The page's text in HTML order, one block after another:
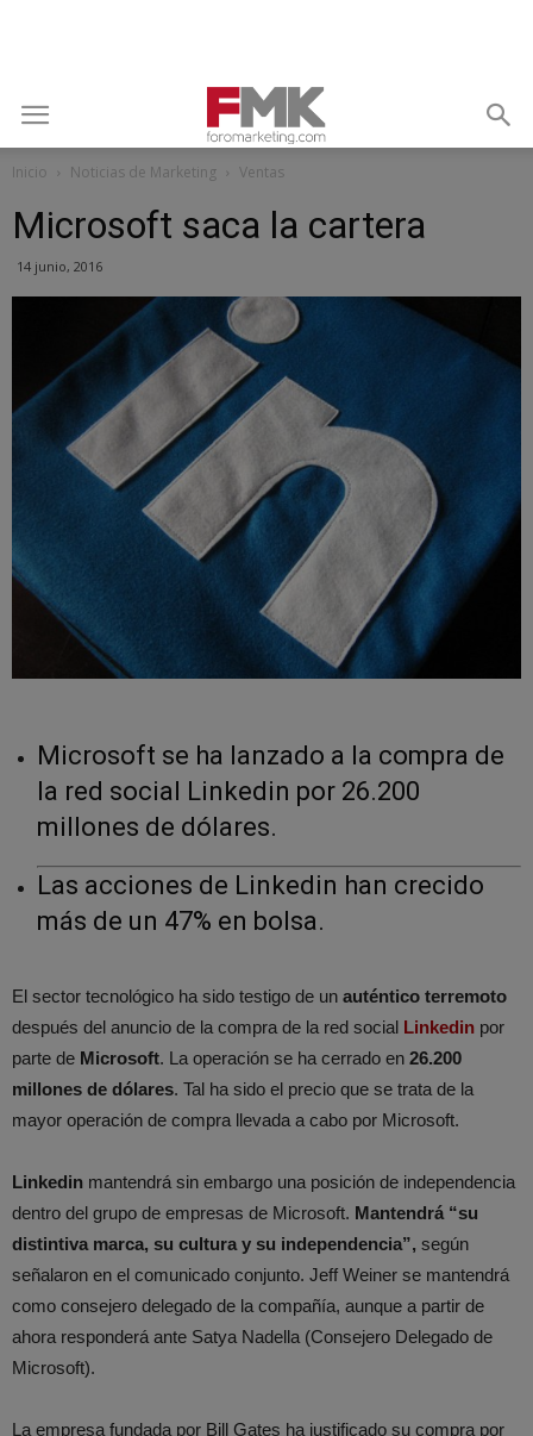
Inicio Noticias de Marketing Ventas
Microsoft saca la cartera
14 junio, 2016
Microsoft se ha lanzado a la compra de
la red social Linkedin por 26.200
millones de dólares.
Las acciones de Linkedin han crecido
más de un 47% en bolsa.
El sector tecnológico ha sido testigo de un auténtico terremoto
después del anuncio de la compra de la red social Linkedin por
parte de Microsoft. La operación se ha cerrado en 26.200
millones de dólares. Tal ha sido el precio que se trata de la
mayor operación de compra llevada a cabo por Microsoft.
Linkedin mantendrá sin embargo una posición de independencia
dentro del grupo de empresas de Microsoft. Mantendrá “su
distintiva marca, su cultura y su independencia”, según
señalaron en el comunicado conjunto. Jeff Weiner se mantendrá
como consejero delegado de la compañía, aunque a partir de
ahora responderá ante Satya Nadella (Consejero Delegado de
Microsoft).
La empresa fundada por Bill Gates ha justificado su compra por